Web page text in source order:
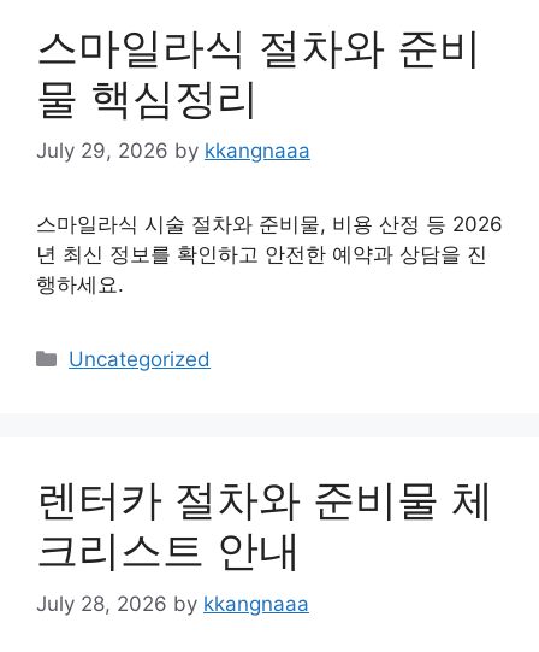
스마일라식 절차와 준비
물 핵심정리
July 29, 2026 by kkangnaaa
스마일라식 시술 절차와 준비물, 비용 산정 등 2026
년 최신 정보를 확인하고 안전한 예약과 상담을 진
행하세요.
Categories
Uncategorized
렌터카 절차와 준비물 체
크리스트 안내
July 28, 2026 by kkangnaaa